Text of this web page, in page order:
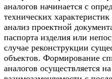
аналогов начинается с
технических
анализ проектной
паспорта изделия или
случае реконструкции
объектов. Формирование
аналогов осуществляется